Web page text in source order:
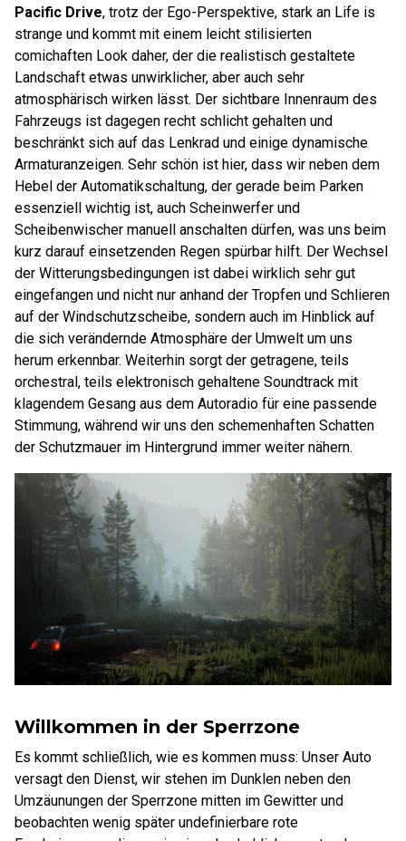
Pacific Drive, trotz der Ego-Perspektive, stark an Life is
strange und kommt mit einem leicht stilisierten
comichaften Look daher, der die realistisch gestaltete
Landschaft etwas unwirklicher, aber auch sehr
atmosphärisch wirken lässt. Der sichtbare Innenraum des
Fahrzeugs ist dagegen recht schlicht gehalten und
beschränkt sich auf das Lenkrad und einige dynamische
Armaturanzeigen. Sehr schön ist hier, dass wir neben dem
Hebel der Automatikschaltung, der gerade beim Parken
essenziell wichtig ist, auch Scheinwerfer und
Scheibenwischer manuell anschalten dürfen, was uns beim
kurz darauf einsetzenden Regen spürbar hilft. Der Wechsel
der Witterungsbedingungen ist dabei wirklich sehr gut
eingefangen und nicht nur anhand der Tropfen und Schlieren
auf der Windschutzscheibe, sondern auch im Hinblick auf
die sich verändernde Atmosphäre der Umwelt um uns
herum erkennbar. Weiterhin sorgt der getragene, teils
orchestral, teils elektronisch gehaltene Soundtrack mit
klagendem Gesang aus dem Autoradio für eine passende
Stimmung, während wir uns den schemenhaften Schatten
der Schutzmauer im Hintergrund immer weiter nähern.
Willkommen in der Sperrzone
Es kommt schließlich, wie es kommen muss: Unser Auto
versagt den Dienst, wir stehen im Dunklen neben den
Umzäunungen der Sperrzone mitten im Gewitter und
beobachten wenig später undefinierbare rote